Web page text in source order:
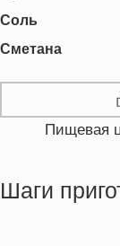
Соль
Сметана
Пищевая
Жиры
Шаги